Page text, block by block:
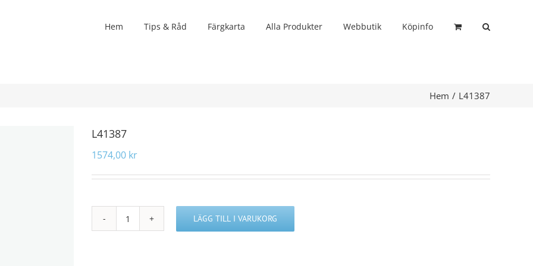
Hem Tips & Råd Färgkarta Alla Produkter Webbutik Köpinfo
Hem L41387
L41387
1574,00 kr
L41387
LÄGG TILL I VARUKORG